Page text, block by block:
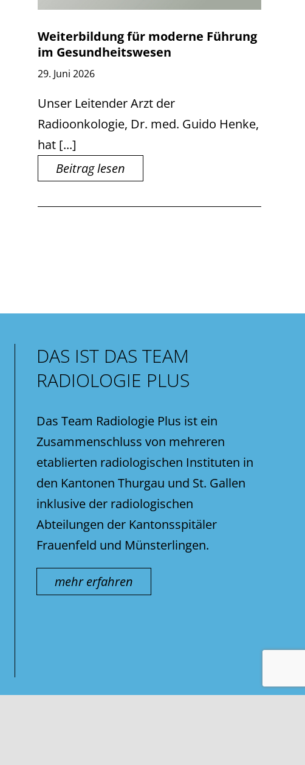
Weiterbildung für moderne Führung
im Gesundheitswesen
29. Juni 2026
Unser Leitender Arzt der
Radioonkologie, Dr. med. Guido Henke,
hat [...]
Beitrag lesen
DAS IST DAS TEAM
RADIOLOGIE PLUS
Das Team Radiologie Plus ist ein
Zusammenschluss von mehreren
etablierten radiologischen Instituten in
den Kantonen Thurgau und St. Gallen
inklusive der radiologischen
Abteilungen der Kantonsspitäler
Frauenfeld und Münsterlingen.
mehr erfahren